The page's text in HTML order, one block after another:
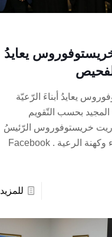
يعايدُ
يعايدُ أبناءَ الرّعيّة
المجيد بحسب التّقويم
خريستوفوروس الرّئيسُ
الرّوحيّ لمحافظة البلقاء وكهنة الرعية . Facebook
للمزيد